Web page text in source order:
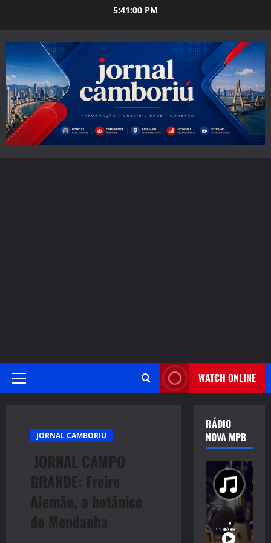
5:41:01 PM
Primary
WATCH ONLINE
JORNAL CAMBORIU
JORNAL CAMPO
GRANDE: Freire
Alemão, o botânico
do Mendanha
RÁDIO
NOVA MPB